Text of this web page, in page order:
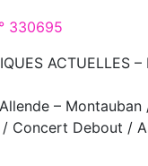
330695
ACTUELLES –
–
Concert Debout /